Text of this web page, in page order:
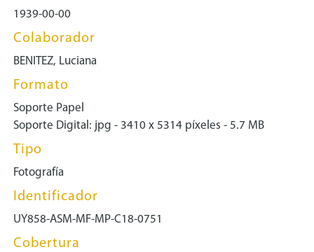
1939-00-00
Colaborador
BENITEZ, Luciana
Formato
Soporte Papel
Soporte Digital: jpg - 3410 x 5314 píxeles - 5.7 MB
Tipo
Fotografía
Identificador
UY858-ASM-MF-MP-C18-0751
Cobertura